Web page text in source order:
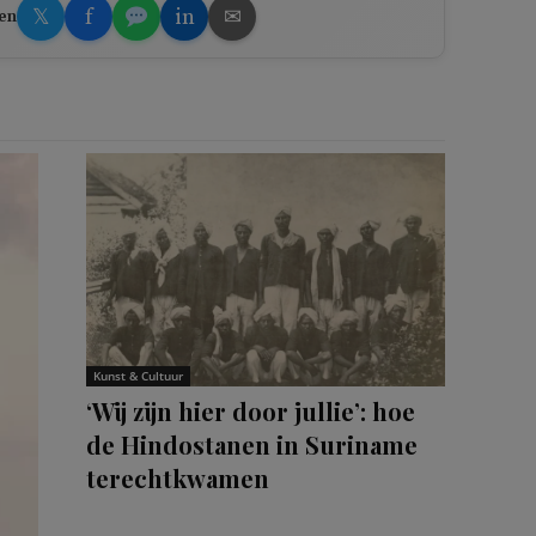
𝕏 f in ✉
Kunst & Cultuur
‘Wij zijn hier door jullie’: hoe
de Hindostanen in Suriname
terechtkwamen